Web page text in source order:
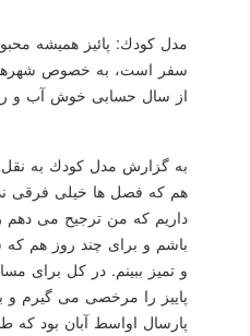
مدل كودك: پائیز همیشه
سفر است، به خصوص
از سال حسابی خوش آب و
به گزارش مدل كودك به نقل
هم كه فصل ها خیلی فرقی
داریم كه من ترجیح می دهم
باشم و برای چند روز هم
و تمیز ببینم. در كل برای
پاییز را مرخصی می گیرم
پارسال اواسط آبان بود